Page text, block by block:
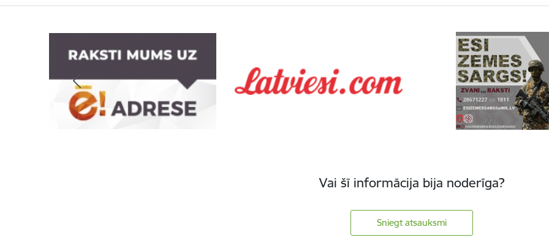
Vai šī informācija bija noderīga?
Sniegt atsauksmi